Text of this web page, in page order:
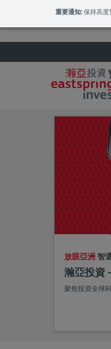
重要通知:保持高度
放眼亞洲 智
瀚亞投資
聚焦投資全球
May we use